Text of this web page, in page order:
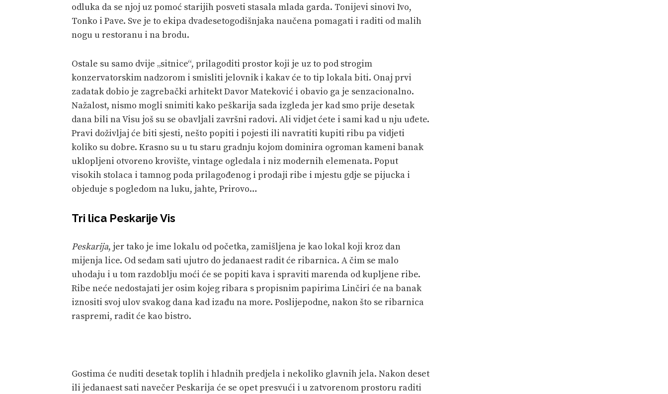
odluka da se njoj uz pomoć starijih posveti stasala mlada garda. Tonijevi sinovi Ivo,
Tonko i Pave. Sve je to ekipa dvadesetogodišnjaka naučena pomagati i raditi od malih
nogu u restoranu i na brodu.
Ostale su samo dvije „sitnice“, prilagoditi prostor koji je uz to pod strogim
konzervatorskim nadzorom i smisliti jelovnik i kakav će to tip lokala biti. Onaj prvi
zadatak dobio je zagrebački arhitekt Davor Mateković i obavio ga je senzacionalno.
Nažalost, nismo mogli snimiti kako peškarija sada izgleda jer kad smo prije desetak
dana bili na Visu još su se obavljali završni radovi. Ali vidjet ćete i sami kad u nju uđete.
Pravi doživljaj će biti sjesti, nešto popiti i pojesti ili navratiti kupiti ribu pa vidjeti
koliko su dobre. Krasno su u tu staru gradnju kojom dominira ogroman kameni banak
uklopljeni otvoreno krovište, vintage ogledala i niz modernih elemenata. Poput
visokih stolaca i tamnog poda prilagođenog i prodaji ribe i mjestu gdje se pijucka i
objeduje s pogledom na luku, jahte, Prirovo…
Tri lica Peskarije Vis
Peskarija, jer tako je ime lokalu od početka, zamišljena je kao lokal koji kroz dan
mijenja lice. Od sedam sati ujutro do jedanaest radit će ribarnica. A čim se malo
uhodaju i u tom razdoblju moći će se popiti kava i spraviti marenda od kupljene ribe.
Ribe neće nedostajati jer osim kojeg ribara s propisnim papirima Linčiri će na banak
iznositi svoj ulov svakog dana kad izađu na more. Poslijepodne, nakon što se ribarnica
raspremi, radit će kao bistro.
Gostima će nuditi desetak toplih i hladnih predjela i nekoliko glavnih jela. Nakon deset
ili jedanaest sati navečer Peskarija će se opet presvući i u zatvorenom prostoru raditi